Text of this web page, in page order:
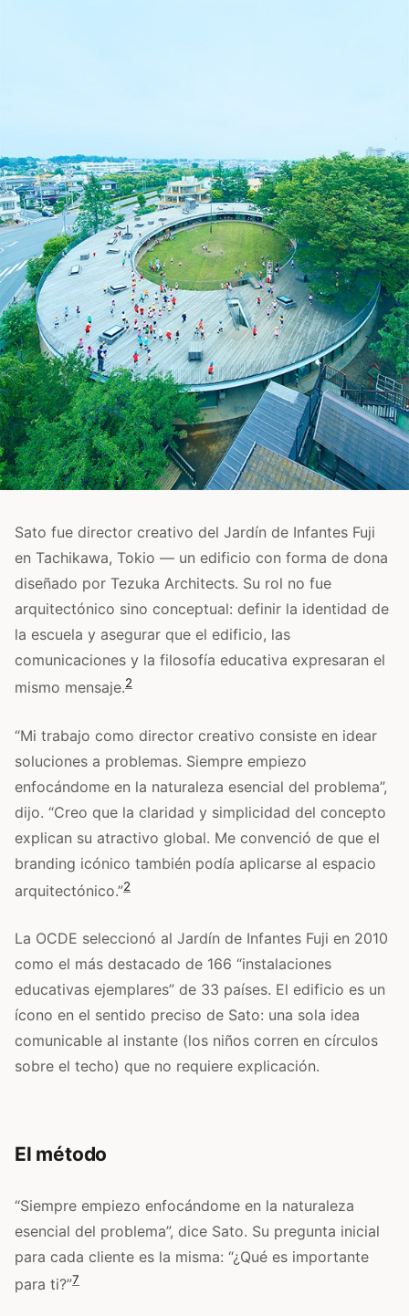
Sato fue director creativo del Jardín de Infantes Fuji
en Tachikawa, Tokio — un edificio con forma de dona
diseñado por Tezuka Architects. Su rol no fue
arquitectónico sino conceptual: definir la identidad de
la escuela y asegurar que el edificio, las
comunicaciones y la filosofía educativa expresaran el
mismo mensaje.2
“Mi trabajo como director creativo consiste en idear
soluciones a problemas. Siempre empiezo
enfocándome en la naturaleza esencial del problema”,
dijo. “Creo que la claridad y simplicidad del concepto
explican su atractivo global. Me convenció de que el
branding icónico también podía aplicarse al espacio
arquitectónico.”2
La OCDE seleccionó al Jardín de Infantes Fuji en 2010
como el más destacado de 166 “instalaciones
educativas ejemplares” de 33 países. El edificio es un
ícono en el sentido preciso de Sato: una sola idea
comunicable al instante (los niños corren en círculos
sobre el techo) que no requiere explicación.
El método
“Siempre empiezo enfocándome en la naturaleza
esencial del problema”, dice Sato. Su pregunta inicial
para cada cliente es la misma: “¿Qué es importante
para ti?”7